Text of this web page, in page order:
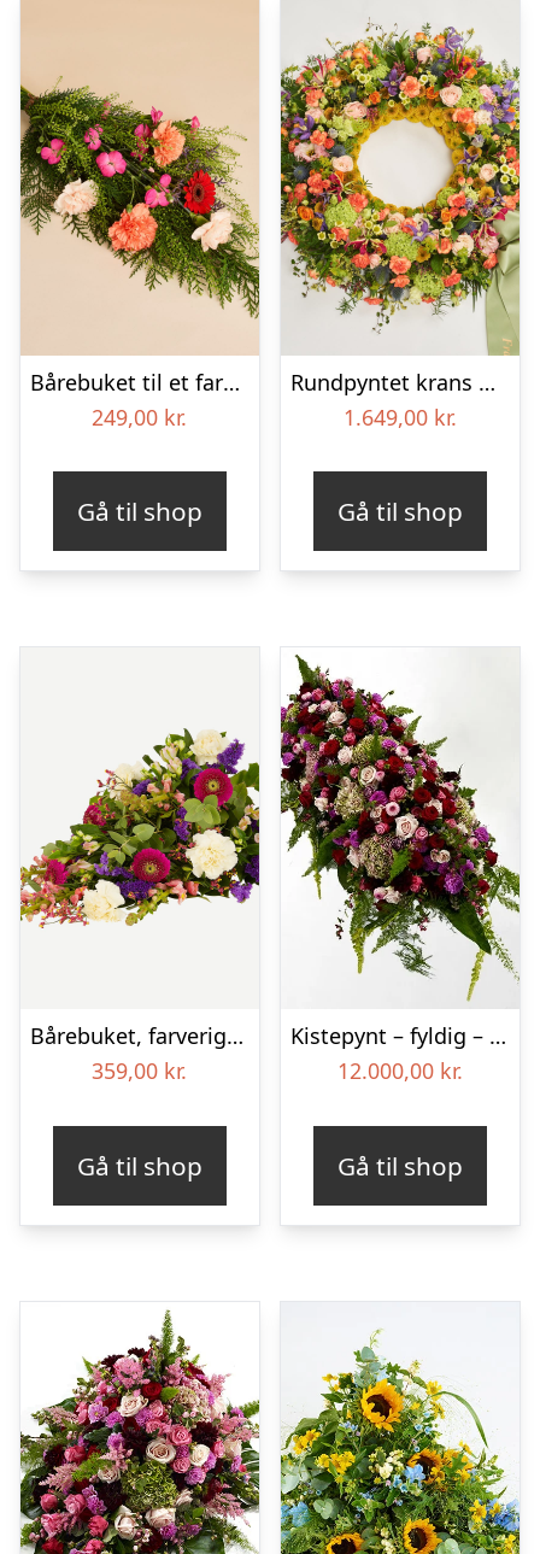
Bårebuket til et farverigt minde
249,00 kr.
Gå til shop
Rundpyntet krans med bånd – Et farverigt farvel
1.649,00 kr.
Gå til shop
Bårebuket, farverig (Floristens kreative valg)
359,00 kr.
Gå til shop
Kistepynt – fyldig – Blomster til begravelse
12.000,00 kr.
Gå til shop